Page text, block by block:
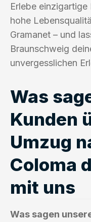
Erlebe
hohe
Gramanet – und
Braunschweig
unvergesslichen
Was
Kunden
Umzug
Coloma
mit uns
Was sagen